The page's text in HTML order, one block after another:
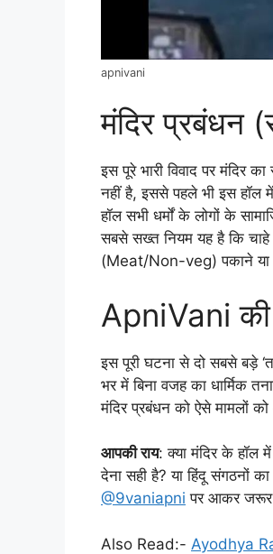
apnivani
मंदिर प्रबंधन
इस पूरे भारी विवाद पर मंदिर
नहीं है, इससे पहले भी इस हॉल
हॉल सभी धर्मों के लोगों के
सबसे सख्त नियम यह है कि चाहे
(Meat/Non-veg) पकाने या
ApniVani की
इस पूरी घटना से दो सबसे बड़े
भर में बिना वजह का धार्मिक
मंदिर प्रबंधन को ऐसे मामलों
आपकी राय: क्या मंदिर के हॉल
देना सही है? या हिंदू संगठनों
@9vaniapni पर आकर जरूर
Also Read:- Ayodhya